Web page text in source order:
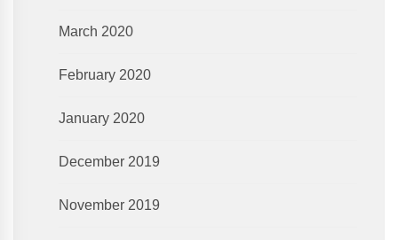
March 2020
February 2020
January 2020
December 2019
November 2019